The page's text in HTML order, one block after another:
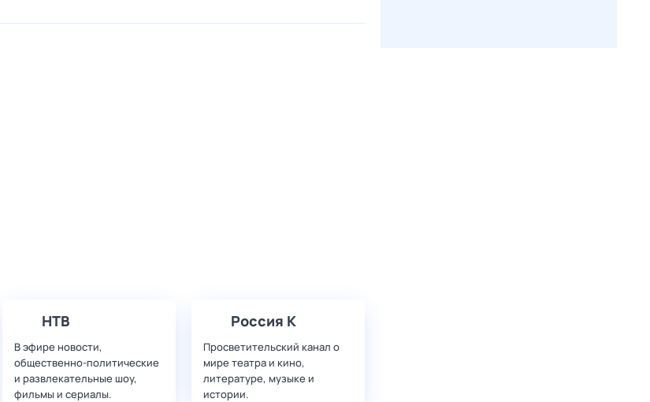
НТВ
В эфире новости,
общественно-политические
и развлекательные шоу,
фильмы и сериалы.
Россия К
Просветительский канал о
мире театра и кино,
литературе, музыке и
истории.